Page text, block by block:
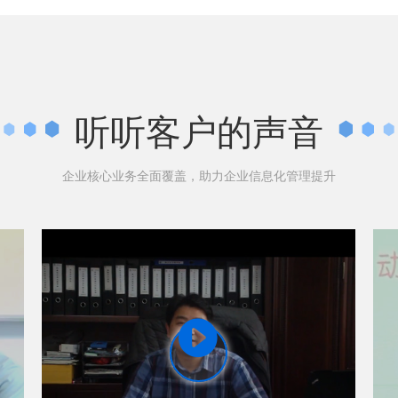
听听客户的声音
企业核心业务全面覆盖，助力企业信息化管理提升
